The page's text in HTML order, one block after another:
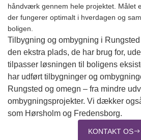
håndværk gennem hele projektet. Målet
der fungerer optimalt i hverdagen og
boligen.
Tilbygning og ombygning i
den ekstra plads, de har brug for,
tilpasser løsningen til boligens
har udført tilbygninger og
Rungsted og omegn – fra mindre
ombygningsprojekter. Vi dækker
som Hørsholm og Fredensborg.
KONTAKT OS